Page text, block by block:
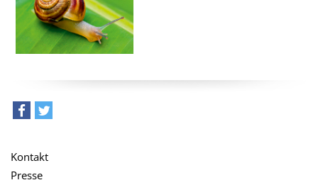
Kontakt
Presse